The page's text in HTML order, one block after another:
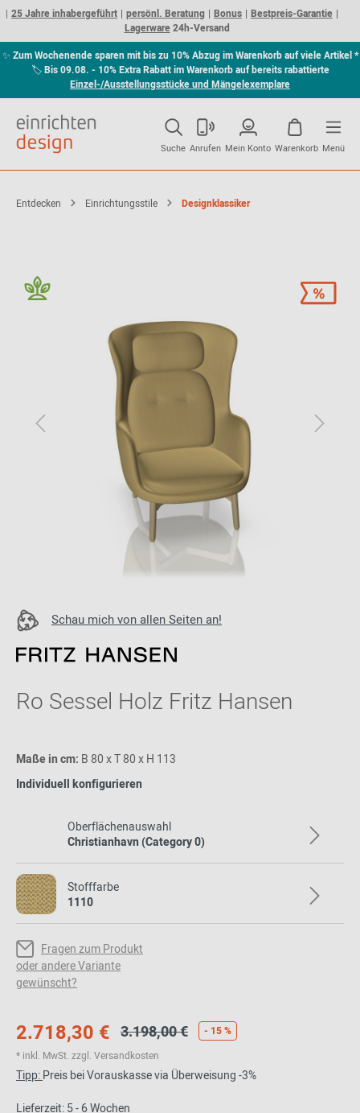
25 Jahre inhabergeführt persönl. Beratung Bonus
Bestpreis-Garantie
Lagerware24h-Versand
✨ Zum Wochenende sparen mit bis zu 10% Abzug im Warenkorb auf viele Artikel *
🏷Bis 09.08. - 10% Extra Rabatt im Warenkorb auf bereits rabattierte
Einzel-/Ausstellungsstücke und Mängelexemplare
Suche Anrufen Mein Konto Warenkorb Menü
Entdecken Einrichtungsstile Designklassiker
Schau mich von allen Seiten an!
Ro Sessel Holz Fritz Hansen
Maße in cm: B 80 x T 80 x H 113
Individuell konfigurieren
Oberflächenauswahl
Christianhavn (Category 0)
Stofffarbe
1110
Fragen zum Produkt
oder andere Variante
gewünscht?
2.718,30 € 3.198,00 €
- 15 %
* inkl. MwSt. zzgl. Versandkosten
Tipp:Preis bei Vorauskasse via Überweisung -3%
Lieferzeit: 5 - 6 Wochen